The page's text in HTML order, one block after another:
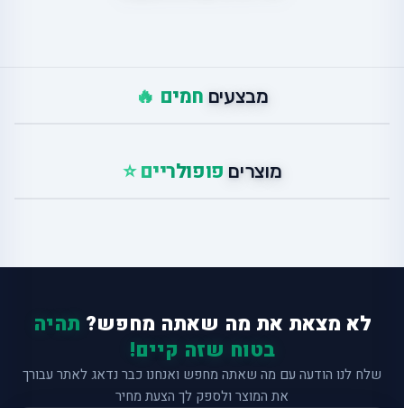
מבצעים חמים 🔥
מוצרים פופולריים ⭐
לא מצאת את מה שאתה מחפש? תהיה
בטוח שזה קיים!
שלח לנו הודעה עם מה שאתה מחפש ואנחנו כבר נדאג לאתר עבורך
את המוצר ולספק לך הצעת מחיר